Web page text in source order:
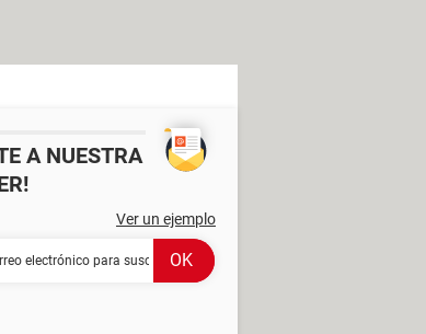
A NUESTRA
Ver un ejemplo